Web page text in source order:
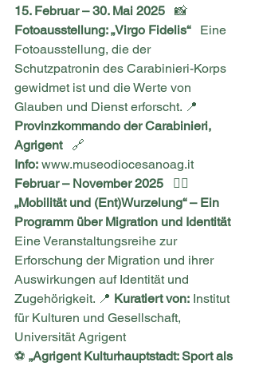
15. Februar – 30. Mai 2025 📸
Fotoausstellung: „Virgo Fidelis“ Eine
Fotoausstellung, die der
Schutzpatronin des Carabinieri-Korps
gewidmet ist und die Werte von
Glauben und Dienst erforscht. 📍
Provinzkommando der Carabinieri,
Agrigent 🔗
Info: www.museodiocesanoag.it
Februar – November 2025 🚶‍♂️
„Mobilität und (Ent)Wurzelung“ – Ein
Programm über Migration und Identität
Eine Veranstaltungsreihe zur
Erforschung der Migration und ihrer
Auswirkungen auf Identität und
Zugehörigkeit. 📍 Kuratiert von: Institut
für Kulturen und Gesellschaft,
Universität Agrigent
⚽ „Agrigent Kulturhauptstadt: Sport als